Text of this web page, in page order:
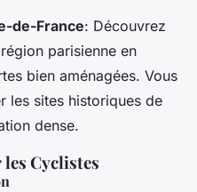
de-France: Découvrez
parisienne en
bien aménagées. Vous
les sites historiques de
dense.
Cyclistes